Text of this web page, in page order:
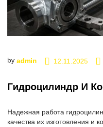
by admin 12.11.2025
Гидроцилиндр И
Надежная работа
качества их изготовления и